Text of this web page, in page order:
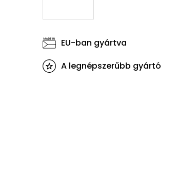
EU-ban gyártva
A legnépszerűbb gyártó